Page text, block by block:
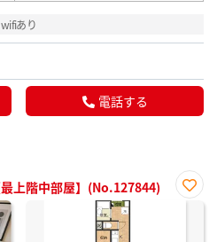
wifiあり
電話する
上階中部屋】(No.127844)
お気